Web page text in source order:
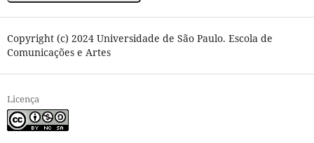
Copyright (c) 2024 Universidade de São Paulo. Escola de
Comunicações e Artes
Licença